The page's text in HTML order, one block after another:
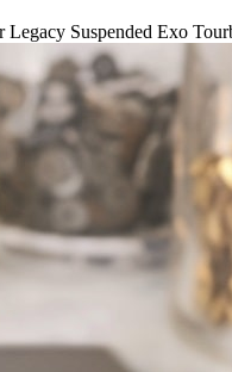
Suspended Exo